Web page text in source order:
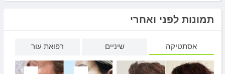
תמונות לפני ואחרי
אסתטיקה שיניים רפואת עור